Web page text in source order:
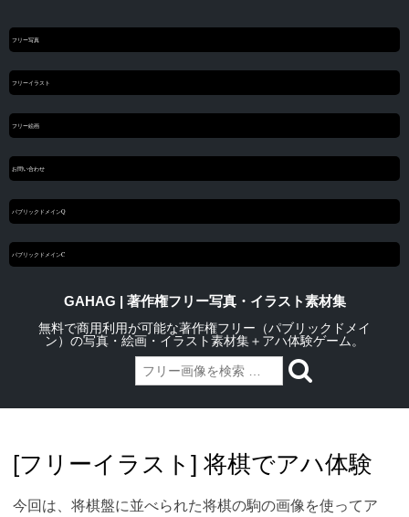
フリー写真
フリーイラスト
フリー絵画
お問い合わせ
パブリックドメインQ
パブリックドメインC
GAHAG | 著作権フリー写真・イラスト素材集
無料で商用利用が可能な著作権フリー（パブリックドメイ
ン）の写真・絵画・イラスト素材集＋アハ体験ゲーム。
content[フリーイラスト] 将棋でアハ体験
今回は、将棋盤に並べられた将棋の駒の画像を使ってア